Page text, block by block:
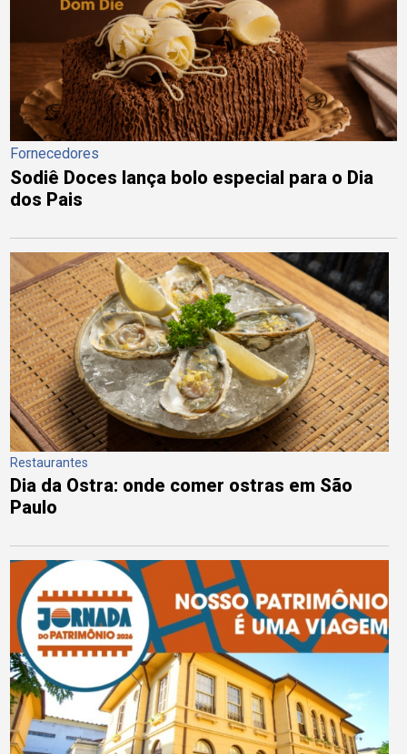
Fornecedores
Sodiê Doces lança bolo especial para o Dia
dos Pais
Restaurantes
Dia da Ostra: onde comer ostras em São
Paulo